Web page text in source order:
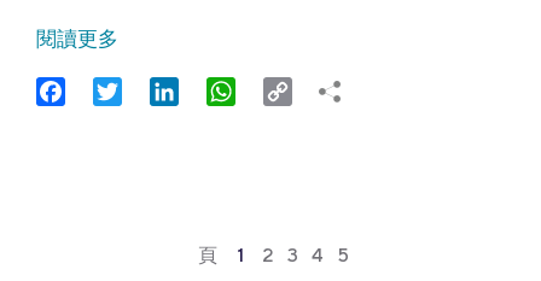
閱讀更多
FacebookTwitter LinkedIn WhatsApp
Copy
頁 1 2 3 4 5